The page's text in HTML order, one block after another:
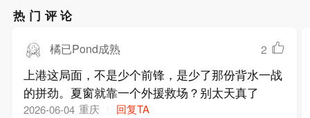
热门评论
橘已Pond成熟 2
上港这局面，不是少个前锋，是少了那份背水一战
的拼劲。夏窗就靠一个外援救场？别太天真了
2026-06-04 重庆 回复TA